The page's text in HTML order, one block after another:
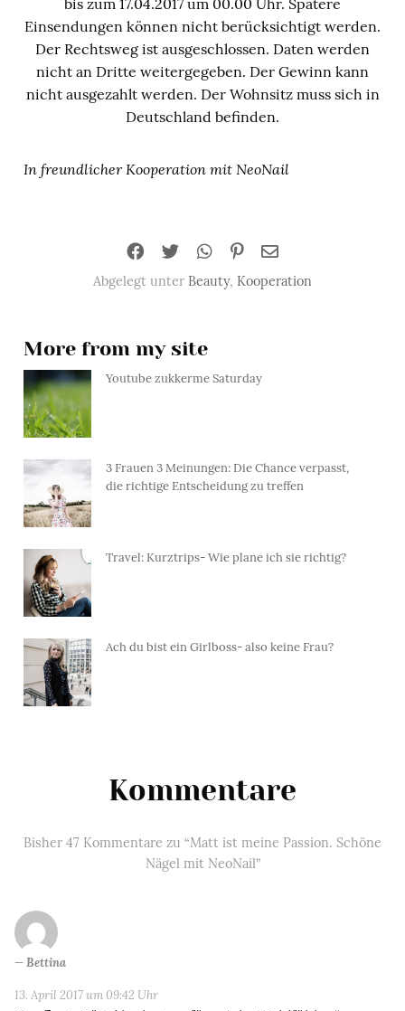
Einsendungen können nicht berücksichtigt werden.
Der Rechtsweg ist ausgeschlossen. Daten werden
nicht an Dritte weitergegeben. Der Gewinn kann
nicht ausgezahlt werden. Der Wohnsitz muss sich in
Deutschland befinden.
In freundlicher Kooperation mit NeoNail
Abgelegt unter Beauty, Kooperation
More from my site
Youtube zukkerme Saturday
3 Frauen 3 Meinungen: Die Chance verpasst,
die richtige Entscheidung zu treffen
Travel: Kurztrips- Wie plane ich sie richtig?
Ach du bist ein Girlboss- also keine Frau?
Kommentare
Bisher 47 Kommentare zu “Matt ist meine Passion. Schöne
Nägel mit NeoNail”
Bettina
13. April 2017 um 09:42 Uhr